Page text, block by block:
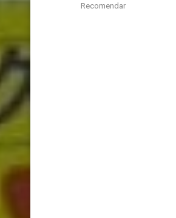
Recomendar